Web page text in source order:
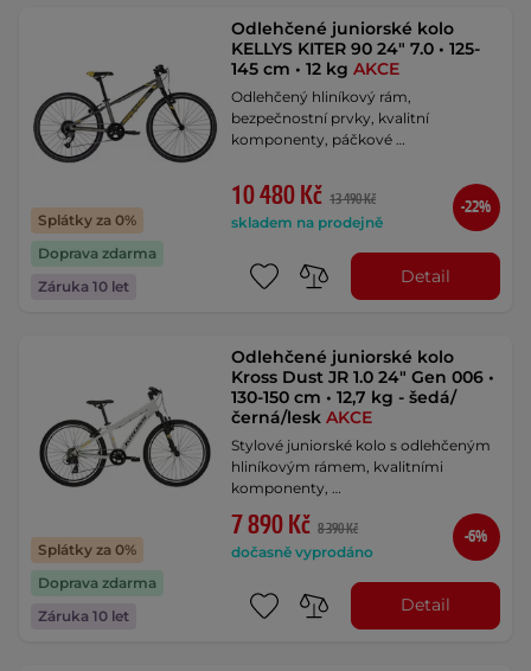
Splátky za 0%
Doprava zdarma
Záruka 10 let
Odlehčené juniorské kolo
KELLYS KITER 90 24" 7.0 • 125-
145 cm • 12 kgAKCE
Odlehčený hliníkový rám,
bezpečnostní prvky, kvalitní
komponenty, páčkové …
10 480 Kč 13 490 Kč
skladem na prodejně
-22%
Detail
Splátky za 0%
Doprava zdarma
Záruka 10 let
Odlehčené juniorské kolo
Kross Dust JR 1.0 24" Gen 006 •
130-150 cm • 12,7 kg - šedá/
černá/leskAKCE
Stylové juniorské kolo s odlehčeným
hliníkovým rámem, kvalitními
komponenty, …
7 890 Kč 8 390 Kč
dočasně vyprodáno
-6%
Detail